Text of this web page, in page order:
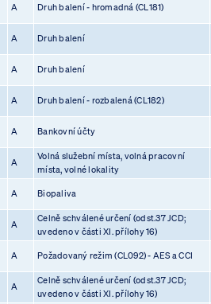
A Druh balení - hromadná (CL181)
A Druh balení
A Druh balení
A Druh balení - rozbalená (CL182)
A Bankovní účty
A
Volná služební místa, volná pracovní
místa, volné lokality
A Biopaliva
A
Celně schválené určení (odst.37 JCD;
uvedeno v části XI. přílohy 16)
A Požadovaný režim (CL092) - AES a CCI
A
Celně schválené určení (odst.37 JCD;
uvedeno v části XI. přílohy 16)